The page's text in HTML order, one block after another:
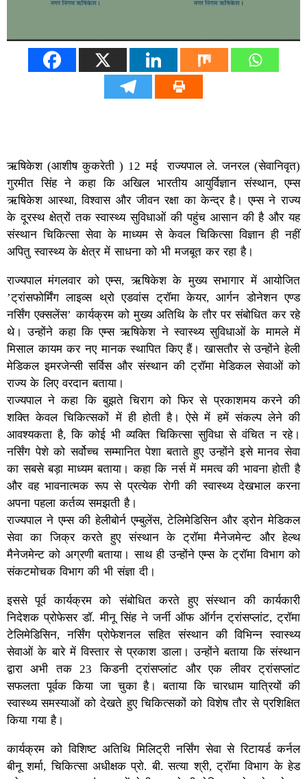
ऋषिकेश (आशीष कुकरेती ) 12 मई राज्यपाल ले. जनरल (सेवानिवृत)
गुरमीत सिंह ने कहा कि अखिल भारतीय आयुर्विज्ञान संस्थान, एम्स
ऋषिकेश आस्था, विश्वास और जीवन रक्षा का केन्द्र है। एम्स ने राज्य
के दूरस्थ क्षेत्रों तक स्वास्थ्य सुविधाओं की पहुंच आसान की है और यह
संस्थान चिकित्सा सेवा के माध्यम से केवल चिकित्सा विज्ञान ही नहीं
अपितु स्वास्थ्य के क्षेत्र में साधना को भी मजबूत कर रहा है।
राज्यपाल मंगलवार को एम्स, ऋषिकेश के मुख्य सभागार में आयोजित
’ट्रांसफोर्मिंग लाइव्स थ्रो एडवांस ट्रॉमा केयर, आर्गन डोनेशन एण्ड
नर्सिंग एक्सलेंस’ कार्यक्रम को मुख्य अतिथि के तौर पर संबोधित कर रहे
थे। उन्होंने कहा कि एम्स ऋषिकेश ने स्वास्थ्य सुविधाओं के मामले में
मिसाल कायम कर नए मानक स्थापित किए हैं। खासतौर से उन्होंने हेली
मेडिकल इमरजेन्सी सर्विस और संस्थान की ट्रॉमा मेडिकल सेवाओं को
राज्य के लिए वरदान बताया।
राज्यपाल ने कहा कि बुझते चिराग को फिर से प्रकाशमय करने की
शक्ति केवल चिकित्सकों में ही होती है। ऐसे में हमें संकल्प लेने की
आवश्यकता है, कि कोई भी व्यक्ति चिकित्सा सुविधा से वंचित न रहे।
नर्सिंग पेशे को सर्वोच्च सम्मानित पेशा बताते हुए उन्होंने इसे मानव सेवा
का सबसे बड़ा माध्यम बताया। कहा कि नर्स में ममत्व की भावना होती है
और वह भावनात्मक रूप से प्रत्येक रोगी की स्वास्थ्य देखभाल करना
अपना पहला कर्तव्य समझती है।
राज्यपाल ने एम्स की हेलीबोर्न एम्बुलेंस, टेलिमेडिसिन और ड्रोन मेडिकल
सेवा का जिक्र करते हुए संस्थान के ट्रॉमा मैनेजमेन्ट और हेल्थ
मैनेजमेन्ट को अग्रणी बताया। साथ ही उन्होंने एम्स के ट्रॉमा विभाग को
संकटमोचक विभाग की भी संज्ञा दी।
इससे पूर्व कार्यक्रम को संबोधित करते हुए संस्थान की कार्यकारी
निदेशक प्रोफेसर डॉ. मीनू सिंह ने जर्नी ऑफ ऑर्गन ट्रांसप्लांट, ट्रॉमा
टेलिमेडिसिन, नर्सिंग प्रोफेशनल सहित संस्थान की विभिन्न स्वास्थ्य
सेवाओं के बारे में विस्तार से प्रकाश डाला। उन्होंने बताया कि संस्थान
द्वारा अभी तक 23 किडनी ट्रांसप्लांट और एक लीवर ट्रांसप्लांट
सफलता पूर्वक किया जा चुका है। बताया कि चारधाम यात्रियों की
स्वास्थ्य समस्याओं को देखते हुए चिकित्सकों को विशेष तौर से प्रशिक्षित
किया गया है।
कार्यक्रम को विशिष्ट अतिथि मिलिट्री नर्सिंग सेवा से रिटायर्ड कर्नल
बीनू शर्मा, चिकित्सा अधीक्षक प्रो. बी. सत्या श्री, ट्रॉमा विभाग के हेड